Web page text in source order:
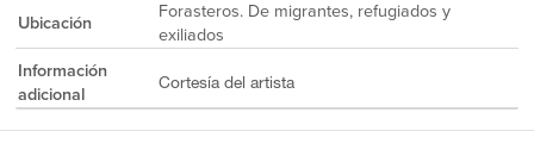
Ubicación
Forasteros. De migrantes, refugiados y
exiliados
Información
adicional
Cortesía del artista